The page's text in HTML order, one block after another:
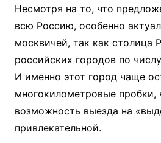
Несмотря на то, что
всю Россию, особенно
москвичей, так как столица
российских городов по
И именно этот город чаще
многокилометровые пробки,
возможность выезда на
привлекательной.